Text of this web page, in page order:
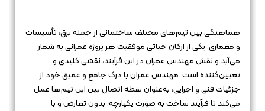
هماهنگی بین تیم‌های مختلف ساختمانی از جمله برق، تأسیسات
و معماری، یکی از ارکان حیاتی موفقیت هر پروژه عمرانی به شمار
می‌آید و نقش مهندس عمران در این فرآیند، نقشی کلیدی و
تعیین‌کننده است. مهندس عمران با درک جامع و عمیق خود از
جزئیات فنی و اجرایی، به‌عنوان نقطه اتصال بین این تیم‌ها عمل
می‌کند تا فرآیند ساخت به صورت یکپارچه، بدون تعارض و با